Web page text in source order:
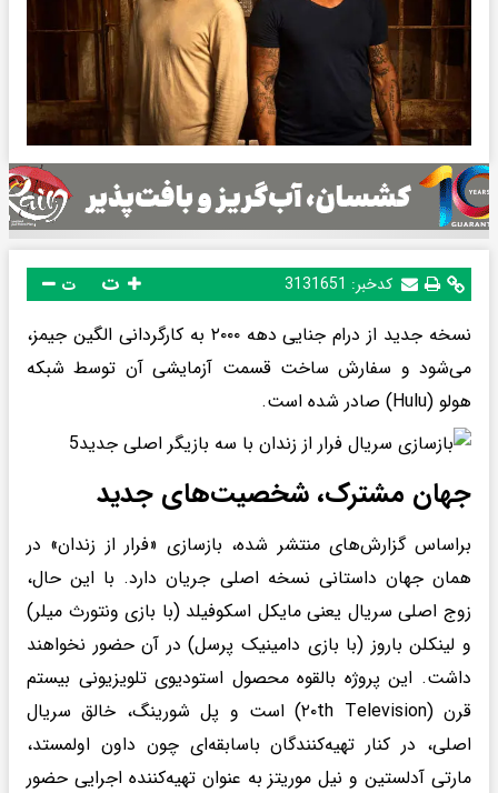
کدخبر: 3131651 ت
نسخه جدید از درام جنایی دهه ۲۰۰۰ به کارگردانی الگین جیمز،
می‌شود و سفارش ساخت قسمت آزمایشی آن توسط شبکه
هولو (Hulu) صادر شده است.
جهان مشترک، شخصیت‌های جدید
براساس گزارش‌های منتشر شده، بازسازی «فرار از زندان» در
همان جهان داستانی نسخه اصلی جریان دارد. با این حال،
زوج اصلی سریال یعنی مایکل اسکوفیلد (با بازی ونتورث میلر)
و لینکلن باروز (با بازی دامینیک پرسل) در آن حضور نخواهند
داشت. این پروژه بالقوه محصول استودیوی تلویزیونی بیستم
قرن (۲۰th Television) است و پل شورینگ، خالق سریال
اصلی، در کنار تهیه‌کنندگان باسابقه‌ای چون داون اولمستد،
مارتی آدلستین و نیل موریتز به عنوان تهیه‌کننده اجرایی حضور